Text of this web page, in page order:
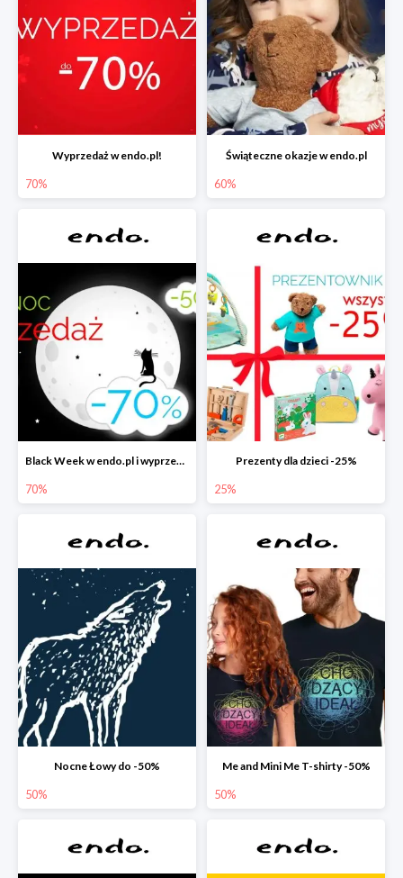
Wyprzedaż w endo.pl!
70%
Świąteczne okazje w endo.pl
60%
Black Week w endo.pl i wyprzedaże do -70&
70%
Prezenty dla dzieci -25%
25%
Nocne Łowy do -50%
50%
Me and Mini Me T-shirty -50%
50%